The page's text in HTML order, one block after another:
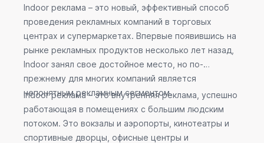
Indoor реклама – это новый, эффективный способ
проведения рекламных компаний в торговых
центрах и супермаркетах. Впервые появившись на
рынке рекламных продуктов несколько лет назад,
Indoor занял свое достойное место, но по-
прежнему для многих компаний является
непонятным рекламным сегментом.
Indoor реклама – это внутренняя реклама, успешно
работающая в помещениях с большим людским
потоком. Это вокзалы и аэропорты, кинотеатры и
спортивные дворцы, офисные центры и